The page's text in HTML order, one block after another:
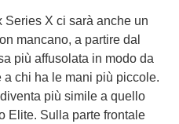
X ci sarà anche un
mancano, a partire dal
più affusolata in modo da
a chi ha le mani più piccole.
più simile a quello
Elite. Sulla parte frontale